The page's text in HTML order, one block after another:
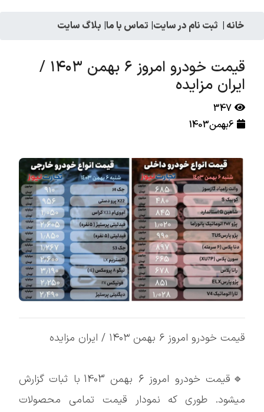
خانه | ثبت نام در سایت| تماس با ما| بلاگ سایت
قیمت خودرو امروز ۶ بهمن ۱۴۰۳ /
ایران مزایده
347
6بهمن1403
قیمت خودرو امروز ۶ بهمن ۱۴۰۳ / ایران مزایده
🔹قیمت خودرو امروز 6 بهمن 1403 با ثبات گزارش
میشود. طوری که نمودار قیمت تمامی محصولات